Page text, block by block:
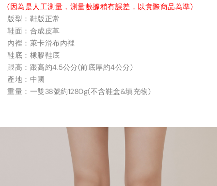
(因為是人工測量，測量數據稍有誤差，以實際商品為準)
版型：鞋版正常
鞋面：合成皮革
內裡：萊卡滑布內裡
鞋底：橡膠鞋底
跟高：跟高約4.5公分(前底厚約4公分)
產地：中國
重量：一雙38號約1280g(不含鞋盒&填充物)